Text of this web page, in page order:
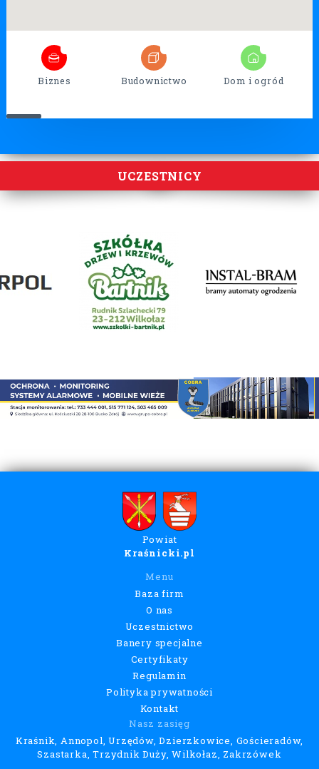
Biznes Budownictwo Dom i ogród
UCZESTNICY
Powiat
Kraśnicki.pl
Menu
Baza firm
O nas
Uczestnictwo
Banery specjalne
Certyfikaty
Regulamin
Polityka prywatności
Kontakt
Nasz zasięg
Kraśnik, Annopol, Urzędów, Dzierzkowice, Gościeradów,
Szastarka, Trzydnik Duży, Wilkołaz, Zakrzówek